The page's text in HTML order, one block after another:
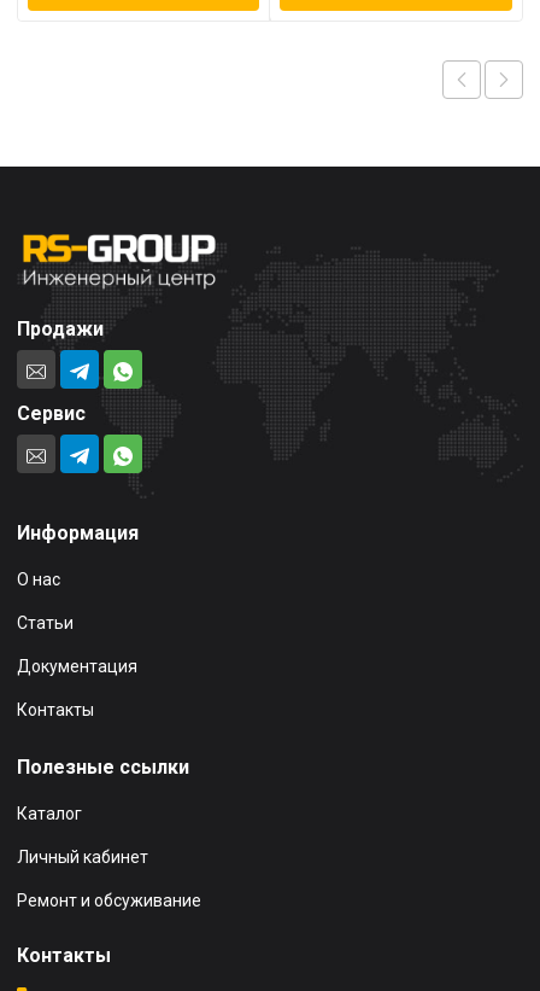
Продажи
Сервис
Информация
О нас
Статьи
Документация
Контакты
Полезные ссылки
Каталог
Личный кабинет
Ремонт и обсуживание
Контакты